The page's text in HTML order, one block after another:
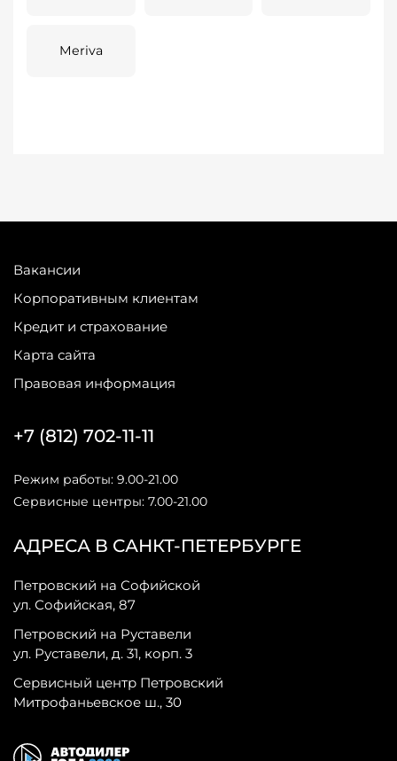
Meriva
Вакансии
Корпоративным клиентам
Кредит и страхование
Карта сайта
Правовая информация
АДРЕСА В САНКТ-ПЕТЕРБУРГЕ
Петровский на Софийской
ул. Софийская, 87
Петровский на Руставели
ул. Руставели, д. 31, корп. 3
Сервисный центр Петровский
Митрофаньевское ш., 30
+7 (812) 702-11-11
Режим работы: 9.00-21.00
Сервисные центры: 7.00-21.00